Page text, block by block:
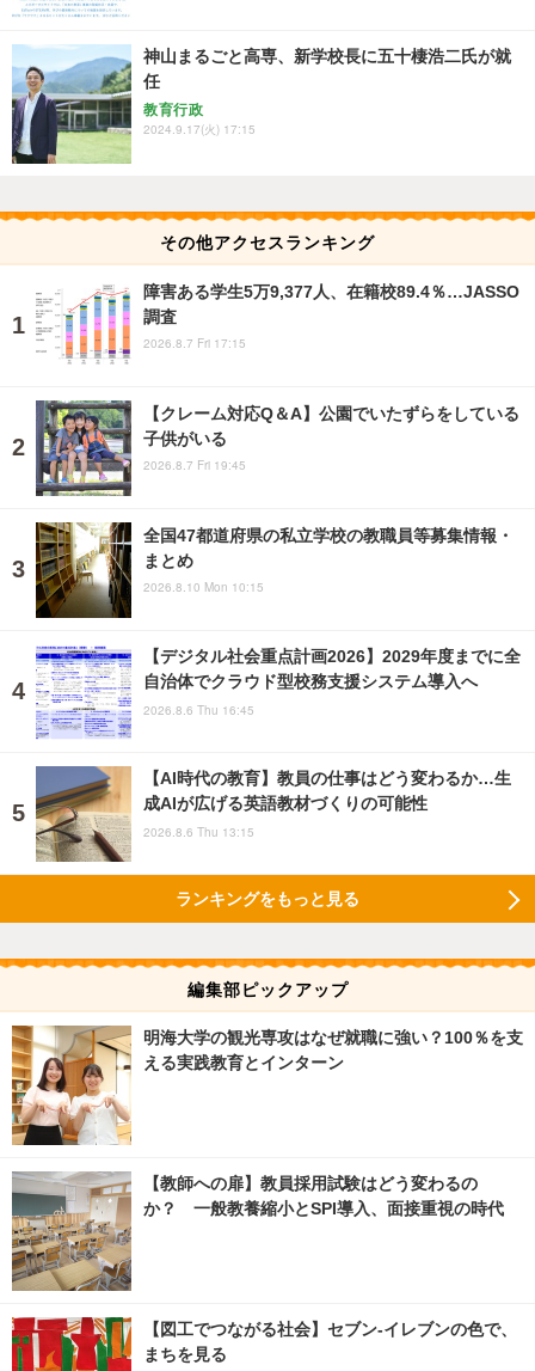
神山まるごと高専、新学校長に五十棲浩二氏が就
任
教育行政
2024.9.17(火) 17:15
その他アクセスランキング
障害ある学生5万9,377人、在籍校89.4％…JASSO
調査
2026.8.7 Fri 17:15
【クレーム対応Q＆A】公園でいたずらをしている
子供がいる
2026.8.7 Fri 19:45
全国47都道府県の私立学校の教職員等募集情報・
まとめ
2026.8.10 Mon 10:15
【デジタル社会重点計画2026】2029年度までに全
自治体でクラウド型校務支援システム導入へ
2026.8.6 Thu 16:45
【AI時代の教育】教員の仕事はどう変わるか…生
成AIが広げる英語教材づくりの可能性
2026.8.6 Thu 13:15
ランキングをもっと見る
編集部ピックアップ
明海大学の観光専攻はなぜ就職に強い？100％を支
える実践教育とインターン
【教師への扉】教員採用試験はどう変わるの
か？ 一般教養縮小とSPI導入、面接重視の時代
【図工でつながる社会】セブン‐イレブンの色で、
まちを見る